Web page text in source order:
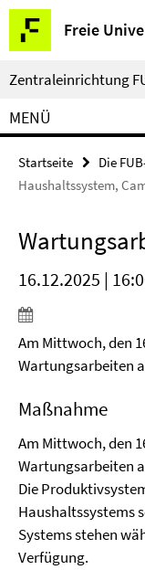
Springe
direkt
zu
Inhalt
Freie
Service-
Navigation
Zentraleinrichtung
MENÜ
Startseite Die
Haushaltssystem,
16.12.2025 |
Am Mittwoch, den
Wartungsarbeiten
Maßnahme
Am Mittwoch, den
Wartungsarbeiten
Die
Haushaltssystems
Systems stehen
Verfügung.